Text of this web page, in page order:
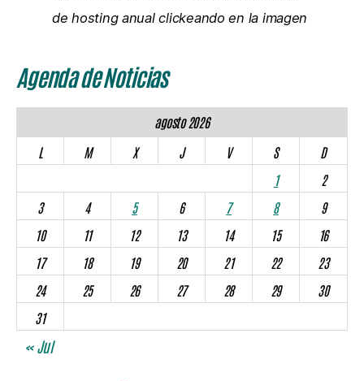
de hosting anual clickeando en la imagen
Agenda de Noticias
agosto 2026
L
M X J V S
D
1
2
3
4 5 6 7 8
9
10
11 12 13 14 15
16
17
18 19 20 21 22
23
24
25 26 27 28 29
30
31
« Jul